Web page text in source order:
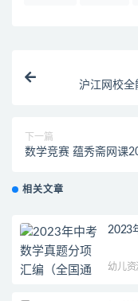
沪江网校全
下一篇
数学竞赛 蕴秀斋网课
相关文章
2023
幼儿资